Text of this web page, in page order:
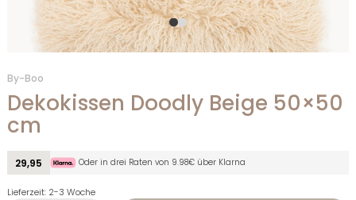
By-Boo
Dekokissen Doodly Beige 50×50
cm
29,95 Oder in drei Raten von 9.98€ über Klarna
Lieferzeit: 2-3 Woche